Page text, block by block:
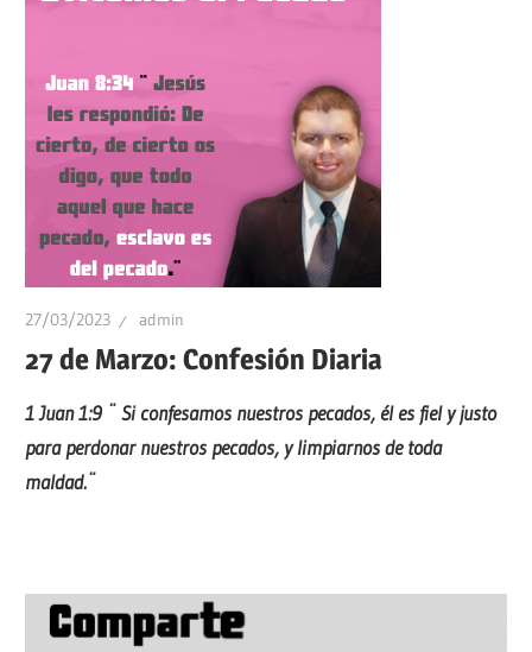
27/03/2023 admin
27 de Marzo: Confesión Diaria
1 Juan 1:9 ¨ Si confesamos nuestros pecados, él es fiel y justo
para perdonar nuestros pecados, y limpiarnos de toda
maldad.¨